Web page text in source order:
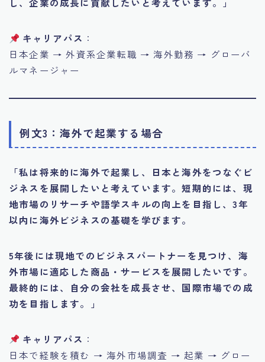
キャリアパス ：
日本企業 → 外資系企業転職 → 海外勤務 → グローバ
ルマネージャー
例文3：海外で起業する場合
「私は将来的に海外で起業し、日本と海外をつなぐビ
ジネスを展開したいと考えています。短期的には、現
地市場のリサーチや語学スキルの向上を目指し、3年
以内に海外ビジネスの基礎を学びます。
5年後には現地でのビジネスパートナーを見つけ、海
外市場に適応した商品・サービスを展開したいです。
最終的には、自分の会社を成長させ、国際市場での成
功を目指します。」
キャリアパス ：
日本で経験を積む → 海外市場調査 → 起業 → グロー